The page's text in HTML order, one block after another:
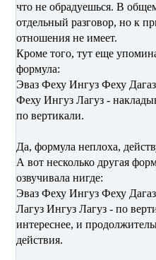
что не обрадуешься. В
отдельный разговор, но к
отношения не имеет.
Кроме того, тут еще
формула:
Эваз Феху Ингуз Феху
Феху Ингуз Лагуз -
по вертикали.
Да, формула неплоха,
А вот несколько другая
озвучивала нигде:
Эваз Феху Ингуз Феху
Лагуз Ингуз Лагуз - по
интереснее, и
действия.